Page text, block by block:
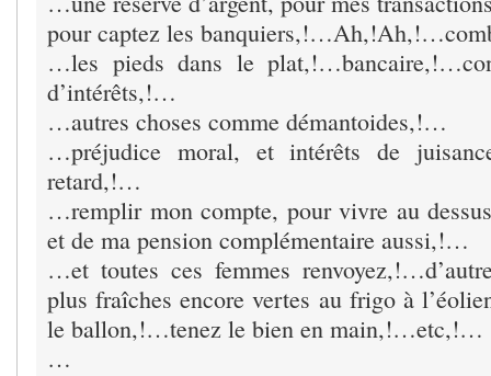
pour captez les
…les pieds dans le
d’intérêts,!…
…autres choses comme démantoides,!…
…préjudice moral, et intérêts de
retard,!…
…remplir mon compte, pour vivre au
et de ma pension complémentaire aussi,!…
…et toutes ces femmes
plus fraîches encore vertes au frigo à
le ballon,!…tenez le bien en main,!…etc,!…
…